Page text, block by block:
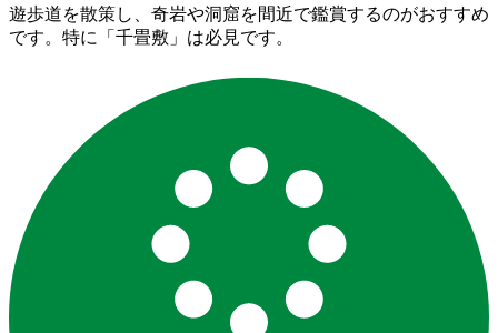
遊歩道を散策し、奇岩や洞窟を間近で鑑賞するのがおすすめ
です。特に「千畳敷」は必見です。